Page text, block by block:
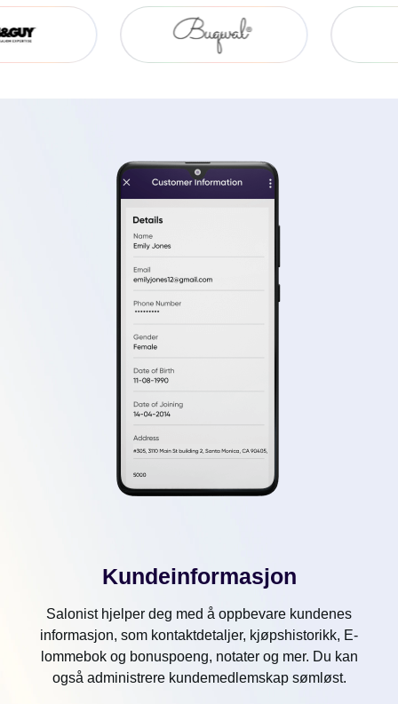
Kundeinformasjon
Salonist hjelper deg med å oppbevare kundenes
informasjon, som kontaktdetaljer, kjøpshistorikk, E-
lommebok og bonuspoeng, notater og mer. Du kan
også administrere kundemedlemskap sømløst.